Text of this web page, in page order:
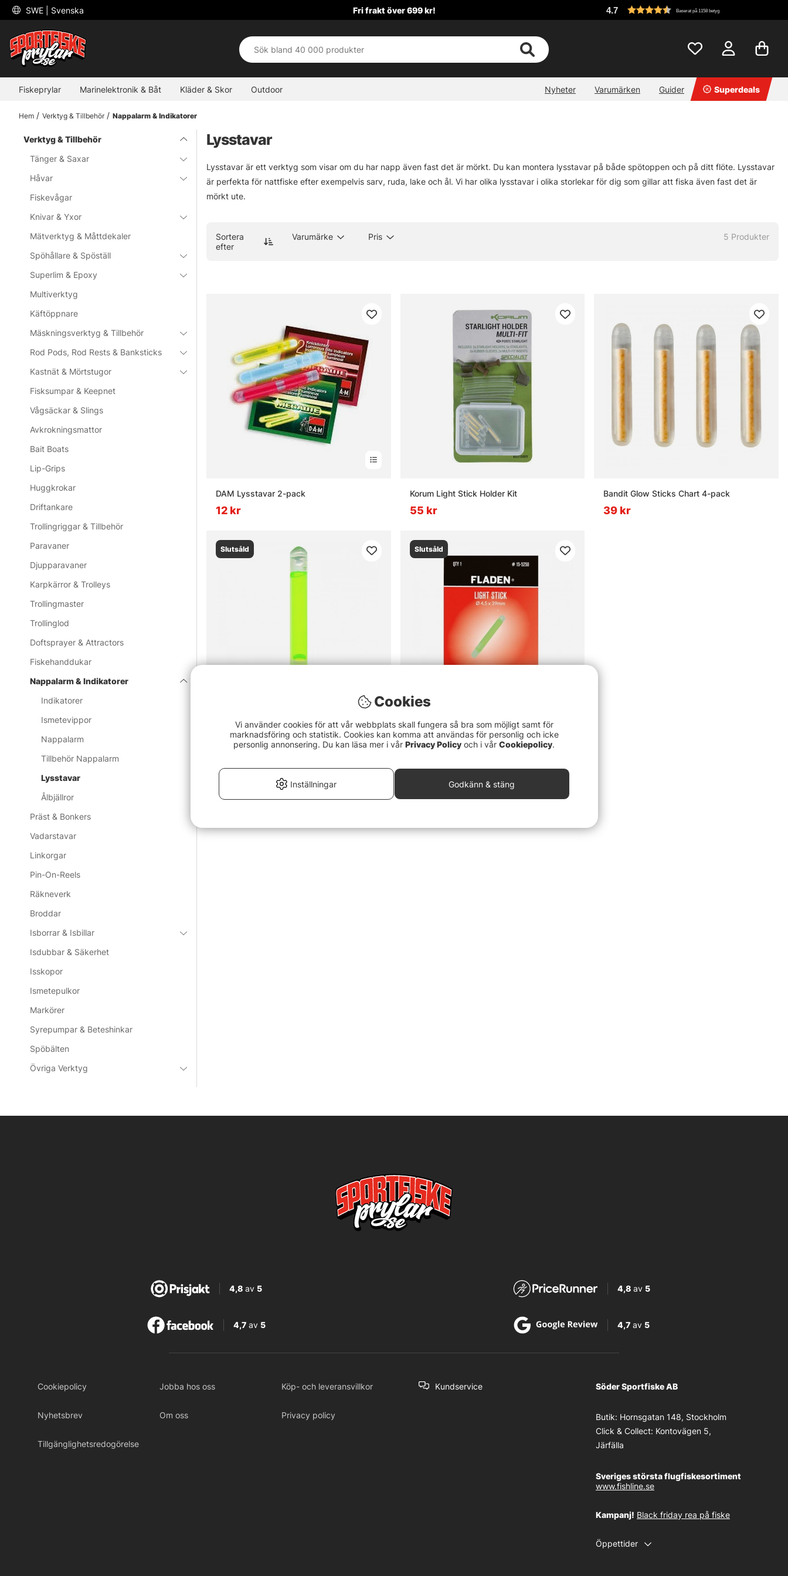
SWE | Svenska Fri frakt över 699 kr! 4.7 Baserat på 1158 betyg
Fiskeprylar Marinelektronik & Båt Kläder & Skor Outdoor Nyheter Varumärken Guider Superdeals
Hem Verktyg & Tillbehör Nappalarm & Indikatorer
Verktyg & Tillbehör
Tänger & Saxar
Håvar
Fiskevågar
Knivar & Yxor
Mätverktyg & Måttdekaler
Spöhållare & Spöställ
Superlim & Epoxy
Multiverktyg
Käftöppnare
Mäskningsverktyg & Tillbehör
Rod Pods, Rod Rests & Banksticks
Kastnät & Mörtstugor
Fisksumpar & Keepnet
Vågsäckar & Slings
Avkrokningsmattor
Bait Boats
Lip-Grips
Huggkrokar
Driftankare
Trollingriggar & Tillbehör
Paravaner
Djupparavaner
Karpkärror & Trolleys
Trollingmaster
Trollinglod
Doftsprayer & Attractors
Fiskehanddukar
Nappalarm & Indikatorer
Indikatorer
Ismetevippor
Nappalarm
Tillbehör Nappalarm
Lysstavar
Ålbjällror
Präst & Bonkers
Vadarstavar
Linkorgar
Pin-On-Reels
Räkneverk
Broddar
Isborrar & Isbillar
Isdubbar & Säkerhet
Isskopor
Ismetepulkor
Markörer
Syrepumpar & Beteshinkar
Spöbälten
Övriga Verktyg
Lysstavar
Lysstavar är ett verktyg som visar om du har napp även fast det är mörkt. Du kan montera lysstavar på både spötoppen och på ditt flöte. Lysstavar
är perfekta för nattfiske efter exempelvis sarv, ruda, lake och ål. Vi har olika lysstavar i olika storlekar för dig som gillar att fiska även fast det är
mörkt ute.
Sortera
efter
Varumärke Pris 5 Produkter
DAM Lysstavar 2-pack
12 kr
Korum Light Stick Holder Kit
55 kr
Bandit Glow Sticks Chart 4-pack
39 kr
Slutsåld
Lysstavar
9 kr
Slutsåld
Fladen Lysstav 4.5x39mm (10-pack)
16 kr
4,8 av5 4,8av 5
4,7av 5 4,7av 5
Cookiepolicy Jobba hos oss Köp- och leveransvillkor
Nyhetsbrev Om oss Privacy policy
Tillgänglighetsredogörelse
Kundservice Söder Sportfiske AB
Butik: Hornsgatan 148, Stockholm
Click & Collect: Kontovägen 5,
Järfälla
Sveriges största flugfiskesortiment
www.fishline.se
Kampanj! Black friday rea på fiske
Öppettider
Cookies
Vi använder cookies för att vår webbplats skall fungera så bra som möjligt samt för
marknadsföring och statistik. Cookies kan komma att användas för personlig och icke
personlig annonsering. Du kan läsa mer i vår Privacy Policy och i vår Cookiepolicy.
Inställningar Godkänn & stäng